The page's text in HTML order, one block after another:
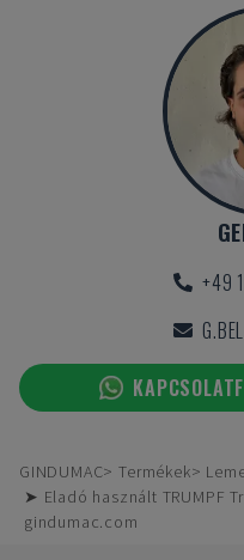
+49
GINDUMAC Termékek
➤ Eladó használt TRUMPF
gindumac.com